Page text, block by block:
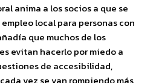
anima a los socios a que se
local para personas con
que muchos de los
evitan hacerlo por miedo a
de accesibilidad,